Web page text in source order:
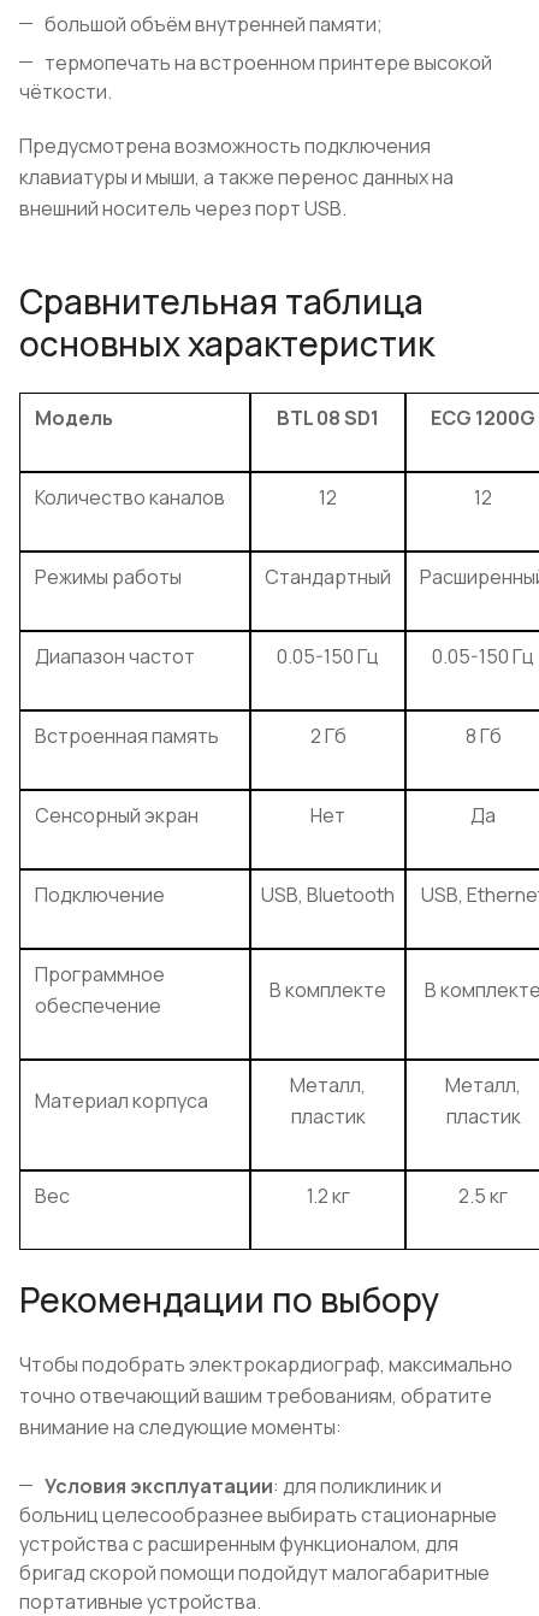
большой объём внутренней памяти;
термопечать на встроенном принтере высокой
чёткости.
Предусмотрена возможность подключения
клавиатуры и мыши, а также перенос данных на
внешний носитель через порт USB.
Сравнительная таблица
основных характеристик
Модель BTL 08 SD1 ECG 1200G
Количество каналов 12 12
Режимы работы Стандартный
Диапазон частот 0.05-150 Гц 0.05-150 Гц
Встроенная память 2 Гб 8 Гб
Сенсорный экран Нет Да
Подключение USB, Bluetooth USB,
Программное
обеспечение
В комплекте В
Материал корпуса
Металл,
пластик
Металл,
пластик
Вес 1.2 кг 2.5 кг
Рекомендации по выбору
Чтобы подобрать электрокардиограф, максимально
точно отвечающий вашим требованиям, обратите
внимание на следующие моменты:
Условия эксплуатации: для поликлиник и
больниц целесообразнее выбирать стационарные
устройства с расширенным функционалом, для
бригад скорой помощи подойдут малогабаритные
портативные устройства.